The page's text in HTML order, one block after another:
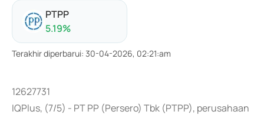
PTPP
5.19%
Terakhir diperbarui: 30-04-2026, 02:21:am
12627731
IQPlus, (7/5) - PT PP (Persero) Tbk (PTPP), perusahaan